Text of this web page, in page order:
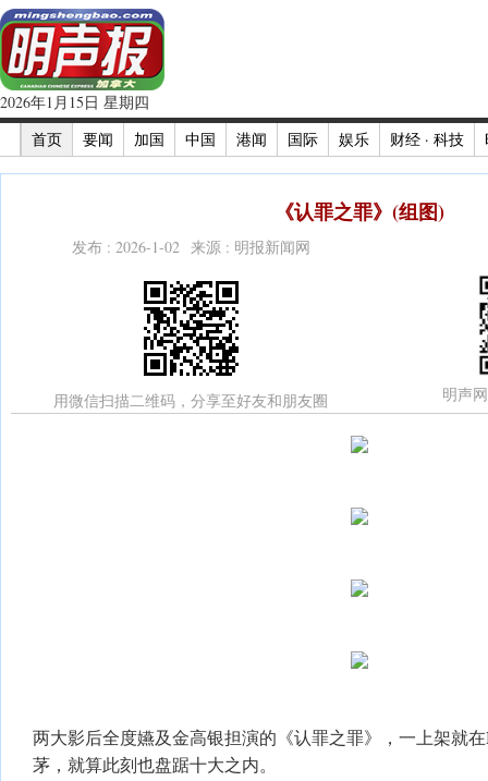
2026年1月15日 星期四
首页
要闻 加国 中国 港闻 国际 娱乐 财经 · 科技
《认罪之罪》(组图)
发布 : 2026-1-02 来源 : 明报新闻网
用微信扫描二维码，分享至好友和朋友圈 明声
两大影后全度嬿及金高银担演的《认罪之罪》，一上架就
茅，就算此刻也盘踞十大之内。